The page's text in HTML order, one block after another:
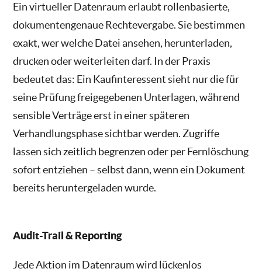
Ein virtueller Datenraum erlaubt rollenbasierte,
dokumentengenaue Rechtevergabe. Sie bestimmen
exakt, wer welche Datei ansehen, herunterladen,
drucken oder weiterleiten darf. In der Praxis
bedeutet das: Ein Kaufinteressent sieht nur die für
seine Prüfung freigegebenen Unterlagen, während
sensible Verträge erst in einer späteren
Verhandlungsphase sichtbar werden. Zugriffe
lassen sich zeitlich begrenzen oder per Fernlöschung
sofort entziehen – selbst dann, wenn ein Dokument
bereits heruntergeladen wurde.
Audit-Trail & Reporting
Jede Aktion im Datenraum wird lückenlos